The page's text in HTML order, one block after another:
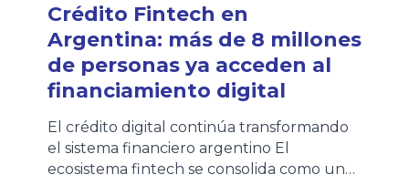
Crédito Fintech en
Argentina: más de 8 millones
de personas ya acceden al
financiamiento digital
El crédito digital continúa transformando
el sistema financiero argentino El
ecosistema fintech se consolida como uno